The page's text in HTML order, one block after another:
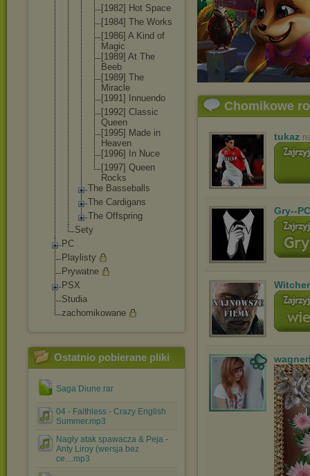
[1982] Hot Space
[1984] The Works
[1986] A Kind of
Magic
[1989] At The
Beeb
[1989] The
Miracle
[1991] Innuendo
[1992] Classic
Queen
[1995] Made in
Heaven
[1996] In Nuce
[1997] Queen
Rocks
The Basseballs
The Cardigans
The Offspring
Sety
PC
Playlisty
Prywatne
PSX
Studia
zachomikowane
Ostatnio pobierane pliki
Saga Diune.rar
04 - Faithless - Crazy English
Summer.mp3
Nagły atak spawacza & Peja -
Anty Liroy (wersja bez
ce....mp3
Chomikowe
tukaz
Gry--